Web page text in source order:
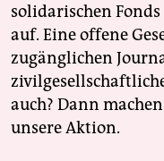
solidarischen
auf. Eine offene
zugänglichen
auch? Dann
unsere Aktion.